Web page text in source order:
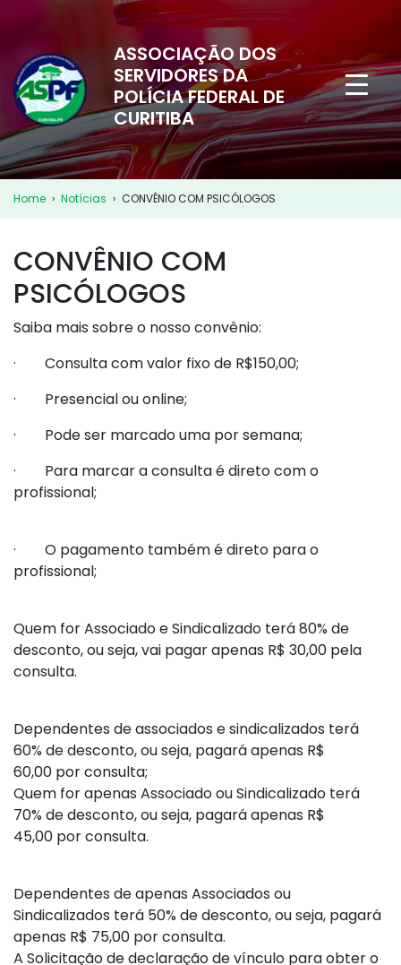
ASSOCIAÇÃO DOS
SERVIDORES DA
POLÍCIA FEDERAL DE
CURITIBA
Home › Notícias › CONVÊNIO COM PSICÓLOGOS
CONVÊNIO COM
PSICÓLOGOS
Saiba mais sobre o nosso convênio:
· Consulta com valor fixo de R$150,00;
· Presencial ou online;
· Pode ser marcado uma por semana;
· Para marcar a consulta é direto com o
profissional;
· O pagamento também é direto para o
profissional;
Quem for Associado e Sindicalizado terá 80% de
desconto, ou seja, vai pagar apenas R$ 30,00 pela
consulta.
Dependentes de associados e sindicalizados terá
60% de desconto, ou seja, pagará apenas R$
60,00 por consulta;
Quem for apenas Associado ou Sindicalizado terá
70% de desconto, ou seja, pagará apenas R$
45,00 por consulta.
Dependentes de apenas Associados ou
Sindicalizados terá 50% de desconto, ou seja, pagará
apenas R$ 75,00 por consulta.
A Solicitação de declaração de vínculo para obter o